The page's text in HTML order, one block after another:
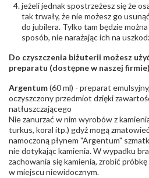
jeżeli jednak spostrzeżesz się że
tak trwały, że nie możesz go
do jubilera. Tylko tam będzie
sposób, nie narażając ich na
Do czyszczenia biżuterii możesz
preparatu (dostępne w naszej
Argentum(60 ml) - preparat
oczyszczony przedmiot dzięki
natłuszczającego
Nie zanurzać w nim wyrobów z
turkus, koral itp.) gdyż mogą
namoczoną płynem "Argentum"
nie dotykając kamienia. W wypadku
zachowania się kamienia, zrobić
w miejscu niewidocznym.